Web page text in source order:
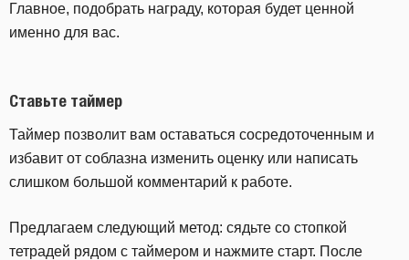
Главное, подобрать награду, которая будет ценной
именно для вас.
Ставьте таймер
Таймер позволит вам оставаться сосредоточенным и
избавит от соблазна изменить оценку или написать
слишком большой комментарий к работе.
Предлагаем следующий метод: сядьте со стопкой
тетрадей рядом с таймером и нажмите старт. После